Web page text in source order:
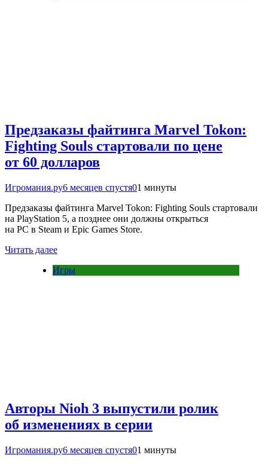
Предзаказы файтинга Marvel Tokon:
Fighting Souls стартовали по цене
от 60 долларов
Игромания.ру6 месяцев спустя01 минуты
Предзаказы файтинга Marvel Tokon: Fighting Souls стартовали
на PlayStation 5, а позднее они должны открыться
на PC в Steam и Epic Games Store.
Читать далее
Игры
Авторы Nioh 3 выпустили ролик
об изменениях в серии
Игромания.ру6 месяцев спустя01 минуты